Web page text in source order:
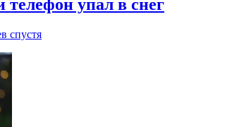
телефон упал в снег
спустя